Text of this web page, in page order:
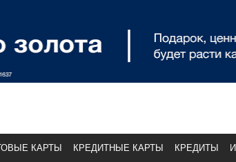
КАРТЫ КРЕДИТНЫЕ КАРТЫ КРЕДИТЫ